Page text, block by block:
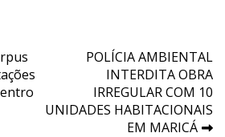
POLÍCIA AMBIENTAL
INTERDITA OBRA
IRREGULAR COM 10
UNIDADES HABITACIONAIS
EM MARICÁ